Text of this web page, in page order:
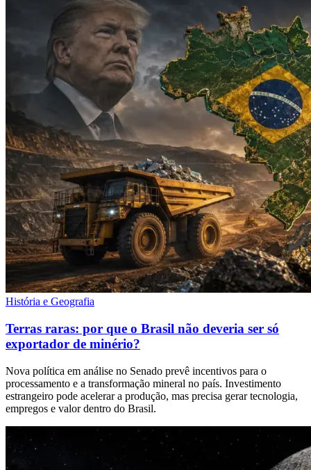
História e Geografia
Terras raras: por que o Brasil não deveria ser só
exportador de minério?
Nova política em análise no Senado prevê incentivos para o
processamento e a transformação mineral no país. Investimento
estrangeiro pode acelerar a produção, mas precisa gerar tecnologia,
empregos e valor dentro do Brasil.